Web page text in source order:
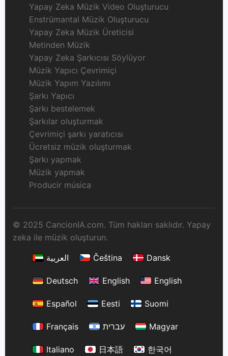
Yapay Zeka Müzik Video Oluşturucu
Enstrümantal Müzik Oluşturucu
Yapay Zeka Müzik Üreticisi
Metinden Müzik
Yapay Zeka Şarkıcısı Söylüyor
Müzik Yapıcı Çevrimiçi
Müzik Yapım Yazılımı
Şarkı Yapıcı
Şarkı bestelemek
Şarkılar oluşturmak
Çevrimiçi şarkı yaratıcısı
Ücretsiz müzik oluşturmak
Şarkı yapmak
Müzik yapmak
Producir música
© 2025 CancionIA.com. Tüm hakları saklıdır. Yapay
zeka ile müzik oluşturun.
العربية
Čeština Dansk
Deutsch English English
Español Eesti Suomi
Français עברית Magyar
Italiano 日本語 한국어